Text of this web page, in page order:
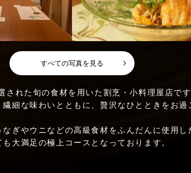
すべての写真を見る
された旬の食材を用いた割烹・小料理屋店で
細な味わいとともに、贅沢なひとときをお過
ぎやウニなどの高級食材をふんだんに使用し
大満足の極上コースとなっております。